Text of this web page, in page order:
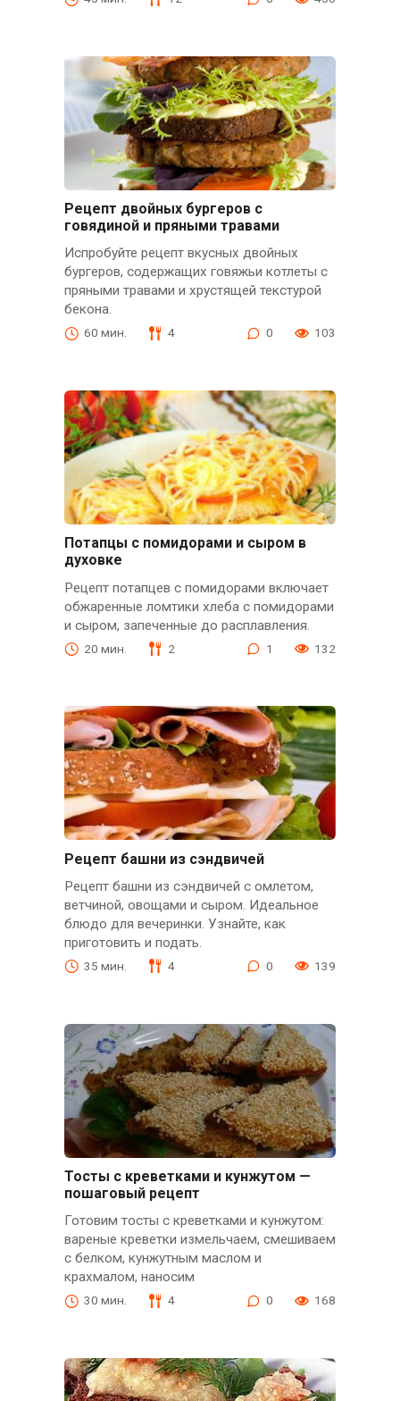
Рецепт двойных бургеров с
говядиной и пряными травами
Испробуйте рецепт вкусных двойных
бургеров, содержащих говяжьи котлеты с
пряными травами и хрустящей текстурой
бекона.
60 мин. 4 0 103
Потапцы с помидорами и сыром в
духовке
Рецепт потапцев с помидорами включает
обжаренные ломтики хлеба с помидорами
и сыром, запеченные до расплавления.
20 мин. 2 1 132
Рецепт башни из сэндвичей
Рецепт башни из сэндвичей с омлетом,
ветчиной, овощами и сыром. Идеальное
блюдо для вечеринки. Узнайте, как
приготовить и подать.
35 мин. 4 0 139
Тосты с креветками и кунжутом —
пошаговый рецепт
Готовим тосты с креветками и кунжутом:
вареные креветки измельчаем, смешиваем
с белком, кунжутным маслом и
крахмалом, наносим
30 мин. 4 0 168